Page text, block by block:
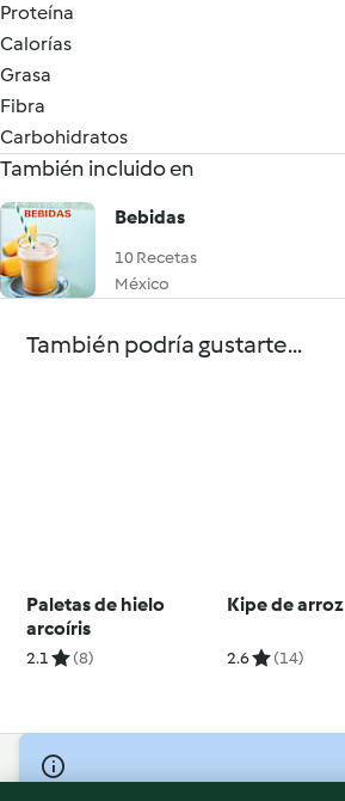
Proteína
Calorías
Grasa
Fibra
Carbohidratos
También incluido en
Bebidas
10 Recetas
México
También podría gustarte...
Paletas de hielo
arcoíris
2.1 (8)
Kipe de arroz
2.6 (14)
© Copyright 2026